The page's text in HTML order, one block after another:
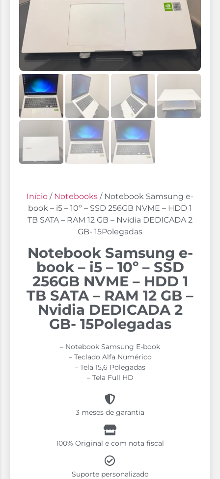
Início / Notebooks / Notebook Samsung e-
book – i5 – 10º – SSD 256GB NVME – HDD 1
TB SATA – RAM 12 GB – Nvidia DEDICADA 2
GB- 15Polegadas
Notebook Samsung e-
book – i5 – 10º – SSD
256GB NVME – HDD 1
TB SATA – RAM 12 GB –
Nvidia DEDICADA 2
GB- 15Polegadas
– Notebook Samsung E-book
– Teclado Alfa Numérico
– Tela 15,6 Polegadas
– Tela Full HD
3 meses de garantia
100% Original e com nota fiscal
Suporte personalizado